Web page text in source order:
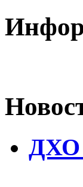
ДХО